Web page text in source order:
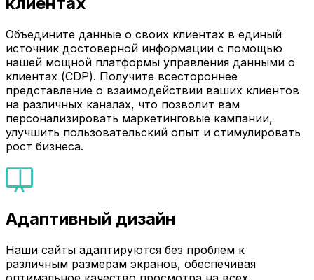
Объедините данные о своих клиентах в единый
источник достоверной информации с помощью
нашей мощной платформы управления данными о
клиентах (CDP). Получите всестороннее
представление о взаимодействии ваших клиентов
на различных каналах, что позволит вам
персонализировать маркетинговые кампании,
улучшить пользовательский опыт и стимулировать
рост бизнеса.
Адаптивный дизайн
Наши сайты адаптируются без проблем к
различным размерам экранов, обеспечивая